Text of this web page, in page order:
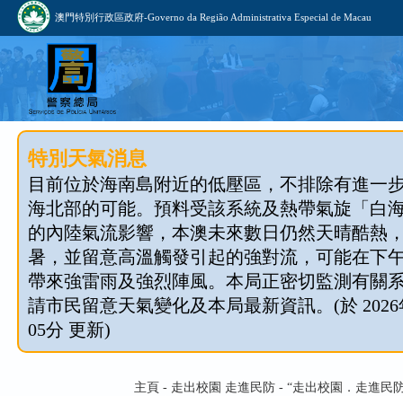
澳門特別行政區政府-Governo da Região Administrativa Especial de Macau
特別天氣消息
目前位於海南島附近的低壓區，不排除有進一
海北部的可能。預料受該系統及熱帶氣旋「白
的內陸氣流影響，本澳未來數日仍然天晴酷熱
暑，並留意高溫觸發引起的強對流，可能在下
帶來強雷雨及強烈陣風。本局正密切監測有關
請市民留意天氣變化及本局最新資訊。(於 2026
05分 更新)
主頁 - 走出校園 走進民防 - “走出校園．走進民